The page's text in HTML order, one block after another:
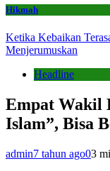
Hikmah
Ketika Kebaikan
Menjerumuskan
Headline
Empat Wakil
Islam”, Bisa
admin7 tahun ago03